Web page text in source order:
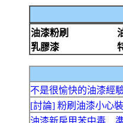
油漆粉刷
乳膠漆
不是很愉快的油漆經
[討論] 粉刷油漆小心
油漆新房甲苯中毒